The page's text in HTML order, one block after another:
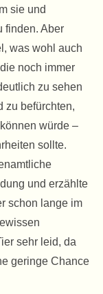
sie und
finden. Aber
was wohl auch
noch immer
zu sehen
zu befürchten,
würde –
sollte.
und erzählte
schon lange im
sehr leid, da
geringe Chance